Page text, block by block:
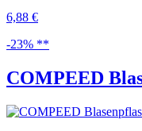
6,88 €
-23% **
COMPEED